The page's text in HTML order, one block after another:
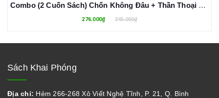
Combo (2 Cuốn Sách) Chốn Không Đâu + Thần Thoại Bắc Âu (Neil Gaiman)
276.000₫ 345.000₫
Sách Khai Phóng
Địa chỉ: Hẻm 266-268 Xô Viết Nghệ Tĩnh, P. 21, Q. Bình